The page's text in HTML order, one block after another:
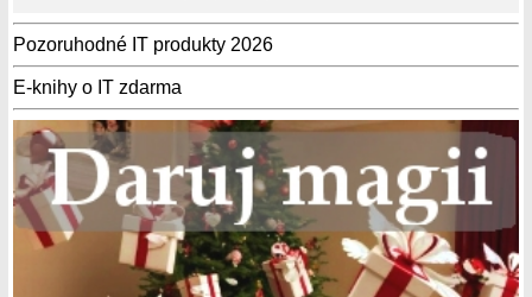
Pozoruhodné IT produkty 2026
E-knihy o IT zdarma